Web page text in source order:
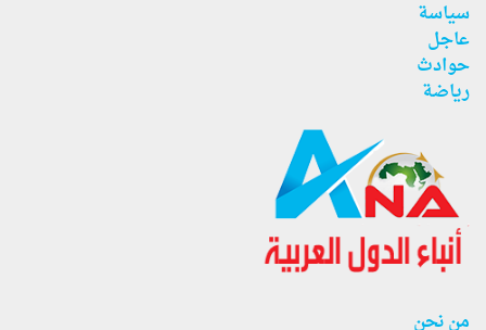
سياسة
عاجل
حوادث
رياضة
من نحن